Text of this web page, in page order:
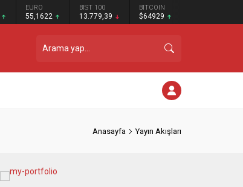
EURO
55,1622
BIST 100
13.779,39
BITCOIN
$64929
Anasayfa Yayın Akışları